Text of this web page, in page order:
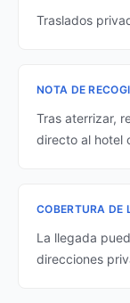
Traslados
NOTA DE
Tras aterrizar,
directo al hotel
COBERTURA DE
La llegada
direcciones